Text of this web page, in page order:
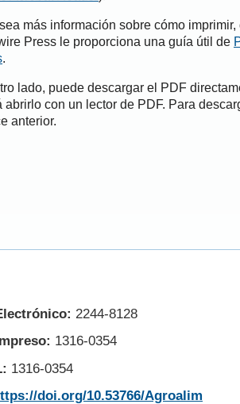
más información sobre cómo
Press le proporciona una guía útil de
.
lado, puede descargar el PDF
abrirlo con un lector de PDF. Para
anterior.
2244-8128
1316-0354
1316-0354
doi.org/10.53766/Agroalim